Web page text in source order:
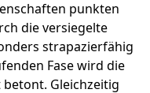
punkten
die versiegelte
strapazierfähig
Fase wird die
Gleichzeitig